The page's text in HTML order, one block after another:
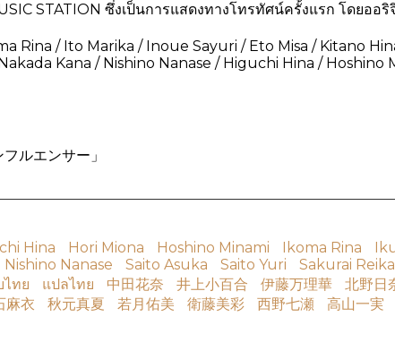
STATION ซึ่งเป็นการแสดงทางโทรทัศน์ครั้งแรก โดยออริ
Rina / Ito Marika / Inoue Sayuri / Eto Misa / Kitano
Kana / Nishino Nanase / Higuchi Hina /
ルエンサー」
Hina Hori Miona Hoshino Minami Ikoma Rina
Nishino Nanase Saito Asuka Saito Yuri Sakurai Reika
ทย แปลไทย 中田花奈 井上小百合 伊藤万理華 北野日
麻衣 秋元真夏 若月佑美 衛藤美彩 西野七瀬 高山一実